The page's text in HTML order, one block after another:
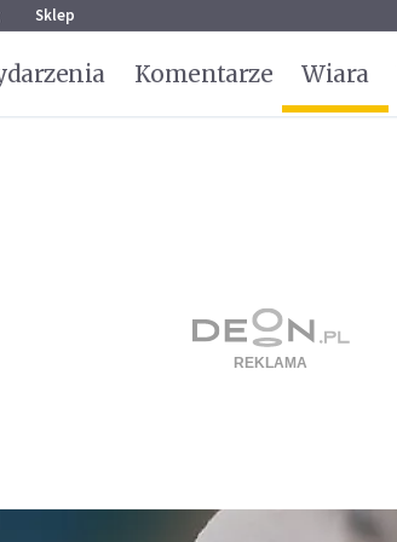
Sklep
Komentarze Wiara